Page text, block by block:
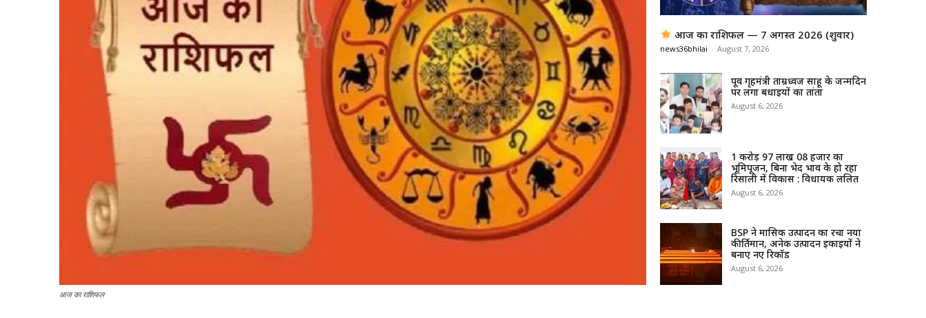
आज का राशिफल
आज का राशिफल — 7 अगस्त 2026 (शुक्रवार)
news36bhilai - August 7, 2026
पूर्व गृहमंत्री ताम्रध्वज साहू के जन्मदिन
पर लगा बधाईयों का तांता
August 6, 2026
1 करोड़ 97 लाख 08 हजार का
भूमिपूजन, बिना भेद भाव के हो रहा
रिसाली में विकास : विधायक ललित
August 6, 2026
BSP ने मासिक उत्पादन का रचा नया
कीर्तिमान, अनेक उत्पादन इकाइयों ने
बनाए नए रिकॉर्ड
August 6, 2026